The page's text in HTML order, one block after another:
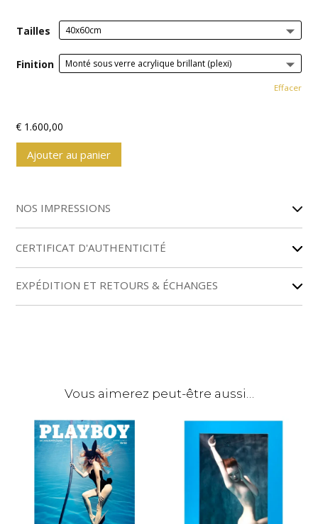
Tailles
Finition
Effacer
€ 1.600,00
Ajouter au panier
t
e
t
i
NOS IMPRESSIONS
CERTIFICAT D'AUTHENTICITÉ
EXPÉDITION ET RETOURS & ÉCHANGES
Vous aimerez peut-être aussi…